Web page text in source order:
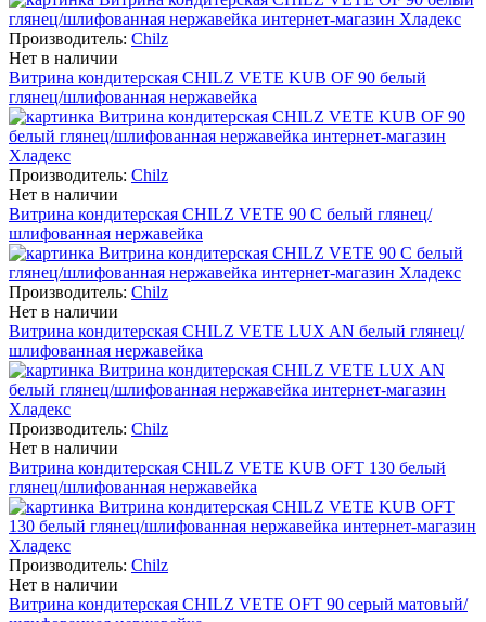
Производитель: Chilz
Нет в наличии
Витрина кондитерская CHILZ VETE KUB OF 90 белый
глянец/шлифованная нержавейка
Производитель: Chilz
Нет в наличии
Витрина кондитерская CHILZ VETE 90 C белый глянец/
шлифованная нержавейка
Производитель: Chilz
Нет в наличии
Витрина кондитерская CHILZ VETE LUX AN белый глянец/
шлифованная нержавейка
Производитель: Chilz
Нет в наличии
Витрина кондитерская CHILZ VETE KUB OFT 130 белый
глянец/шлифованная нержавейка
Производитель: Chilz
Нет в наличии
Витрина кондитерская CHILZ VETE OFT 90 серый матовый/